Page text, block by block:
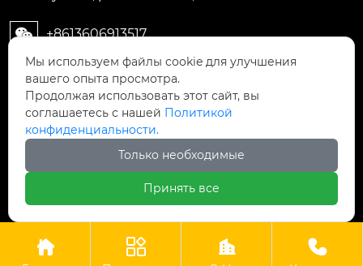
 +8613606913517
 +8613606913517
 
ООО Сямынь Тонгконг Технология
Copyright © ООО Сямынь Тонгконг Технология
Мы используем файлы cookie для улучшения
вашего опыта просмотра.
Продолжая использовать этот сайт, вы
соглашаетесь с нашей Политикой
конфиденциальности.
Только необходимые
Принять все